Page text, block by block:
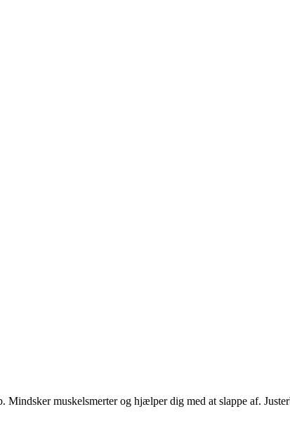
muskelsmerter og hjælper dig med at slappe af.